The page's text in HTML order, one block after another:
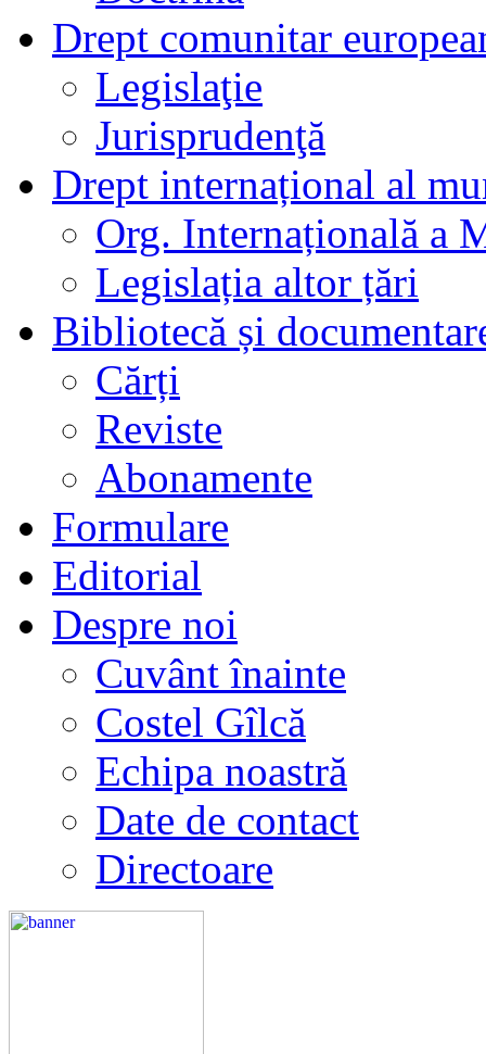
Drept comunitar
Legislaţie
Jurisprudenţă
Drept internațional al
Org. Internațională a
Legislația altor țări
Bibliotecă și
Cărți
Reviste
Abonamente
Formulare
Editorial
Despre noi
Cuvânt înainte
Costel Gîlcă
Echipa noastră
Date de contact
Directoare